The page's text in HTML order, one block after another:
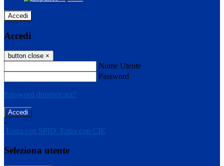
Accedi
Accedi
button close ×
Nome Utente
Password
Password dimenticata?
-
Entra con SPID Entra con CIE
Seleziona utente